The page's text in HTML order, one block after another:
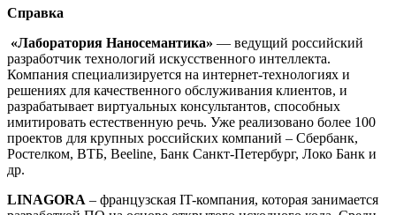
Справка
«Лаборатория Наносемантика» — ведущий российский
разработчик технологий искусственного интеллекта.
Компания специализируется на интернет-технологиях и
решениях для качественного обслуживания клиентов, и
разрабатывает виртуальных консультантов, способных
имитировать естественную речь. Уже реализовано более 100
проектов для крупных российских компаний – Сбербанк,
Ростелком, ВТБ, Beeline, Банк Санкт-Петербург, Локо Банк и
др.
LINAGORA – французская IT-компания, которая занимается